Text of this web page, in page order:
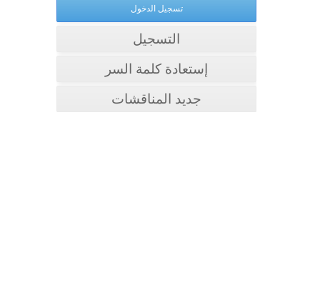
التسجيل
إستعادة كلمة السر
جديد المناقشات